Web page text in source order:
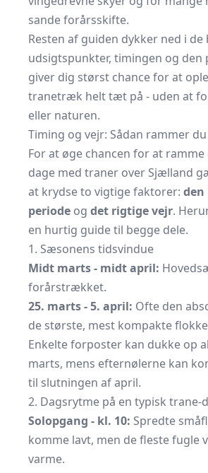
sande forårsskifte.
Resten af guiden dykker ned i de
udsigtspunkter, timingen og den
giver dig størst chance for at
tranetræk helt tæt på - uden at
eller naturen.
Timing og vejr: Sådan rammer
For at øge chancen for at
dage med traner over Sjælland
at krydse to vigtige faktorer:
periode og det rigtige vejr.
en hurtig guide til begge dele.
1. Sæsonens tidsvindue
Midt marts - midt april:
forårstrækket.
25. marts - 5. april: Ofte den
de største, mest kompakte
Enkelte forposter kan dukke op
marts, mens efternølerne kan
til slutningen af april.
2. Dagsrytme på en typisk trane-
Solopgang - kl. 10: Spredte
komme lavt, men de fleste fugle
varme.